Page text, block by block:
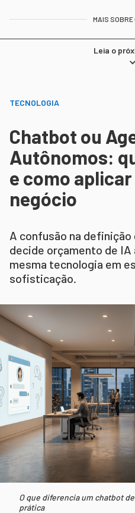
MAIS SOBRE
Leia o
TECNOLOGIA
Chatbot ou
Autônomos:
e como aplicar
negócio
A confusão na
decide orçamento de IA
mesma tecnologia em
sofisticação.
O que diferencia um chatbot
prática